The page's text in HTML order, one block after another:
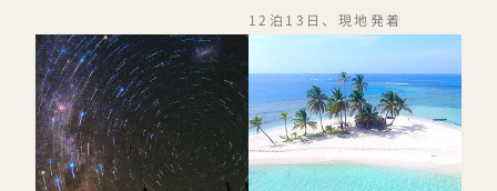
12泊13日、現地発着